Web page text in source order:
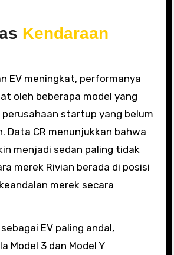
Kendaraan
EV meningkat, performanya
oleh beberapa model yang
perusahaan startup yang belum
Data CR menunjukkan bahwa
menjadi sedan paling tidak
merek Rivian berada di posisi
merek secara
EV paling andal,
Model 3 dan Model Y